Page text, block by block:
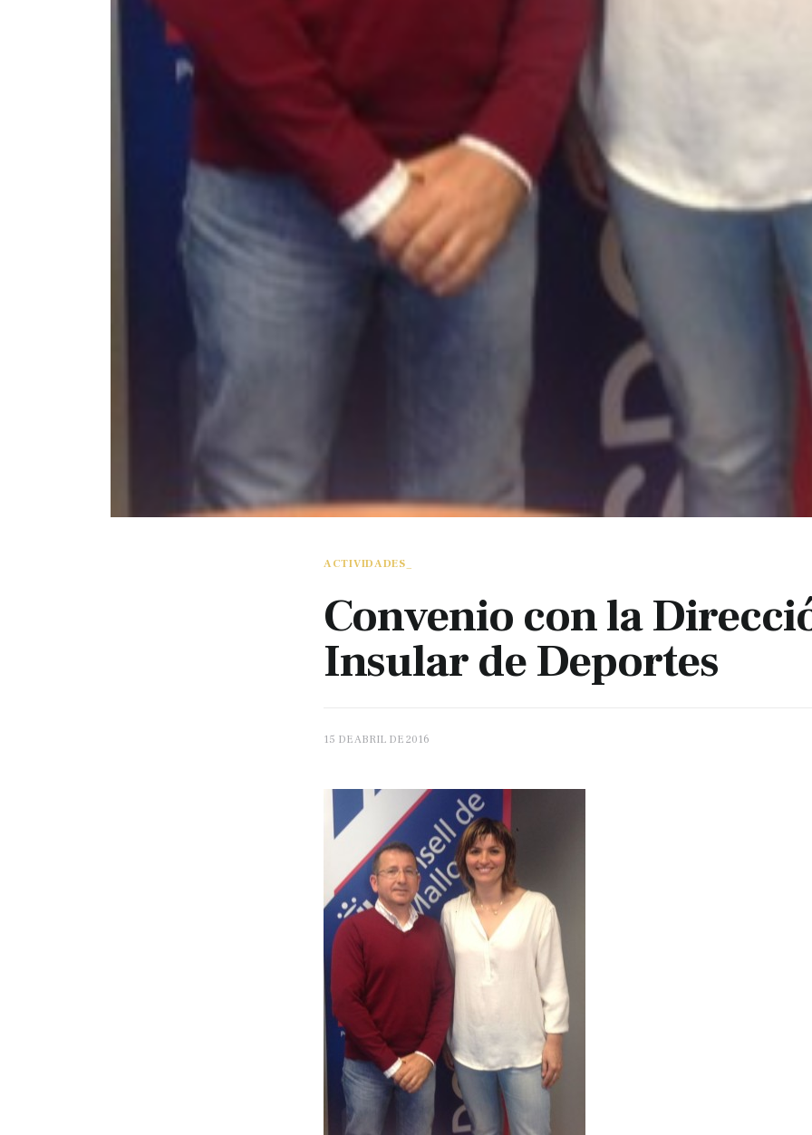
ACTIVIDADES_
Convenio con la
Insular de Deportes
15 DE ABRIL DE 2016